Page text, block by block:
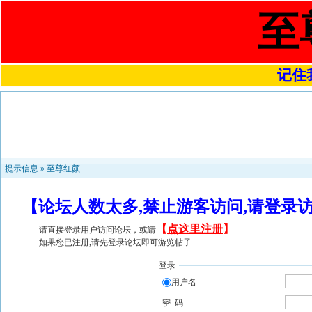
至
记住
提示信息 » 至尊红颜
【论坛人数太多,禁止游客访问,请登
请直接登录用户访问论坛，或请 【 点这里注册】
如果您已注册,请先登录论坛即可游览帖子
登录
用户名
密 码